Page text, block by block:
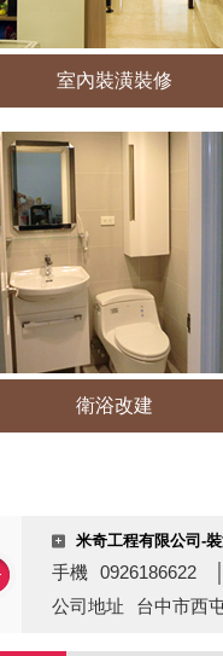
室內裝潢裝修
衛浴改建
米奇工程有限公司-
手機 0926186622
公司地址
台中市西